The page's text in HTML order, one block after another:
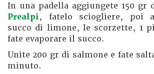
In una padella aggiungete 150 gr
Prealpi, fatelo sciogliere, poi
succo di limone, le scorzette, 1
fate evaporare il succo.
Unite 200 gr di salmone e fate
minuto.